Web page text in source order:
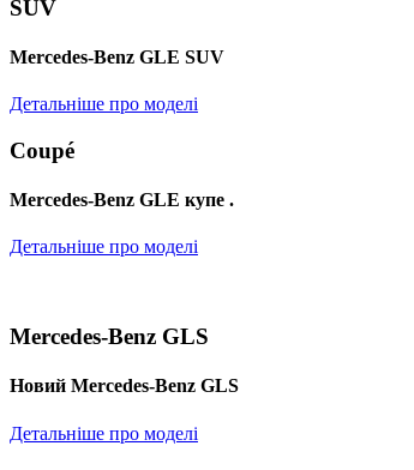
SUV
Mercedes-Benz GLE SUV
Детальніше про моделі
Coupé
Mercedes-Benz GLE купе .
Детальніше про моделі
Mercedes-Benz GLS
Новий Mercedes-Benz GLS
Детальніше про моделі